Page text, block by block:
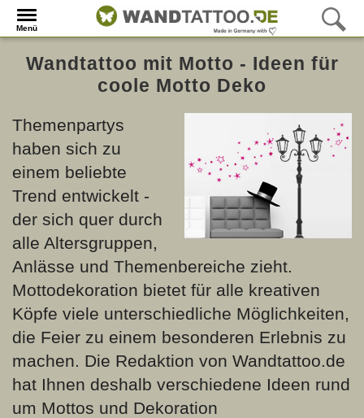
Menü
Wandtattoo mit Motto - Ideen für
coole Motto Deko
Themenpartys
haben sich zu
einem beliebte
Trend entwickelt -
der sich quer durch
alle Altersgruppen,
Anlässe und Themenbereiche zieht.
Mottodekoration bietet für alle kreativen
Köpfe viele unterschiedliche Möglichkeiten,
die Feier zu einem besonderen Erlebnis zu
machen. Die Redaktion von Wandtattoo.de
hat Ihnen deshalb verschiedene Ideen rund
um Mottos und Dekoration